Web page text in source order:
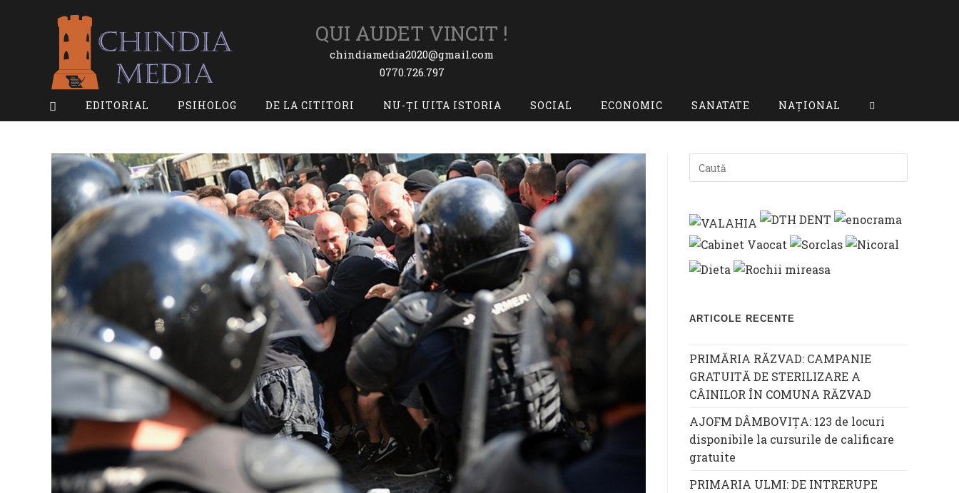
QUI AUDET VINCIT !
chindiamedia2020@gmail.com
0770.726.797
EDITORIAL PSIHOLOG DE LA CITITORI NU-ȚI UITA ISTORIA SOCIAL ECONOMIC SANATATE NAȚIONAL TOGGLE
ARTICOLE RECENTE
PRIMĂRIA RĂZVAD: CAMPANIE
GRATUITĂ DE STERILIZARE A
CÂINILOR ÎN COMUNA RĂZVAD
AJOFM DÂMBOVIȚA: 123 de locuri
disponibile la cursurile de calificare
gratuite
PRIMARIA ULMI: DE INTRERUPE